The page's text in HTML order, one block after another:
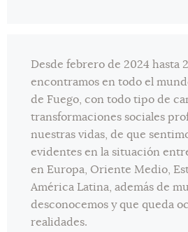
Desde febrero de 2024 hasta
encontramos en todo el
de Fuego, con todo tipo de
transformaciones sociales
nuestras vidas, de que
evidentes en la situación
en Europa, Oriente Medio,
América Latina, además de
desconocemos y que queda
realidades.